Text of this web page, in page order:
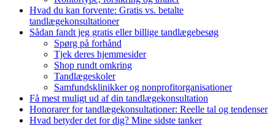
Hvad du kan forvente: Gratis vs. betalte
tandlægekonsultationer
Sådan fandt jeg gratis eller billige tandlægebesøg
Spørg på forhånd
Tjek deres hjemmesider
Shop rundt omkring
Tandlægeskoler
Samfundsklinikker og nonprofitorganisationer
Få mest muligt ud af din tandlægekonsultation
Honorarer for tandlægekonsultationer: Reelle tal og tendenser
Hvad betyder det for dig? Mine sidste tanker